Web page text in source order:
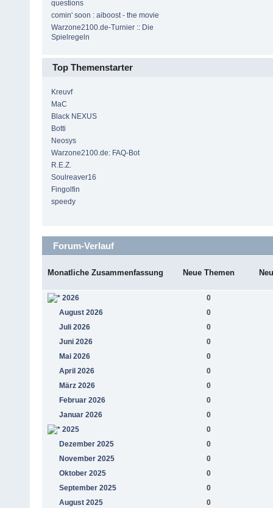
questions
comin' soon : aiboost - the movie
Warzone2100.de-Turnier :: Die
Spielregeln
Top Themenstarter
Kreuvf
MaC
Black NEXUS
Botti
Neosys
Warzone2100.de: FAQ-Bot
R.E.Z.
Soulreaver16
Fingolfin
speedy
Forum-Verlauf
Monatliche Zusammenfassung Neue Themen
2026
0
August 2026
0
Juli 2026
0
Juni 2026
0
Mai 2026
0
April 2026
0
März 2026
0
Februar 2026
0
Januar 2026
0
2025
0
Dezember 2025
0
November 2025
0
Oktober 2025
0
September 2025
0
August 2025
0